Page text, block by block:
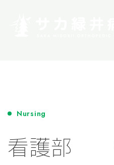
Nursing
看護部